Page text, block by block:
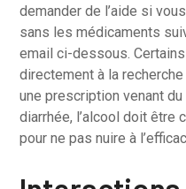
demander de l’aide si
sans les médicaments
email ci-dessous.
directement à la
une prescription venant
diarrhée, l’alcool doit être
pour ne ​​pas nuire à